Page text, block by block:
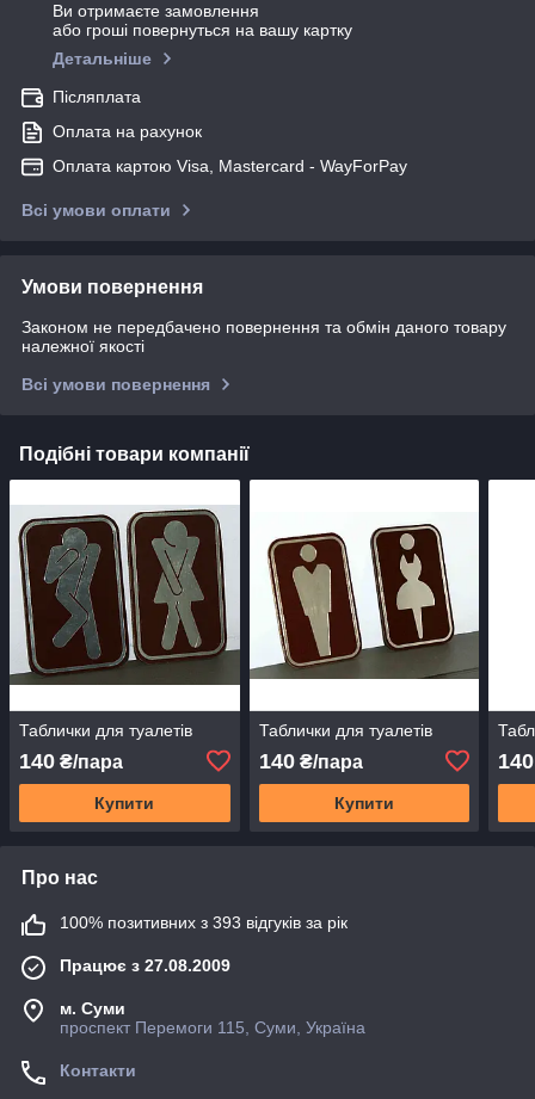
Ви отримаєте замовлення
або гроші повернуться на вашу картку
Детальніше
Післяплата
Оплата на рахунок
Оплата картою Visa, Mastercard - WayForPay
Всі умови оплати
Умови повернення
Законом не передбачено повернення та обмін даного товару
належної якості
Всі умови повернення
Подібні товари компанії
Таблички для туалетів
140 ₴/пара
Купити
Таблички для туалетів
140₴/пара
Купити
140
Про нас
100% позитивних з 393 відгуків за рік
Працює з 27.08.2009
м. Суми
проспект Перемоги 115, Суми, Україна
Контакти